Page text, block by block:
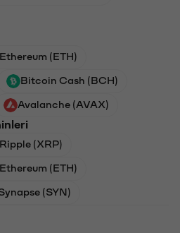
Ethereum (ETH)
Bitcoin Cash (BCH)
Avalanche (AVAX)
Ripple (XRP)
Ethereum (ETH)
(SYN)